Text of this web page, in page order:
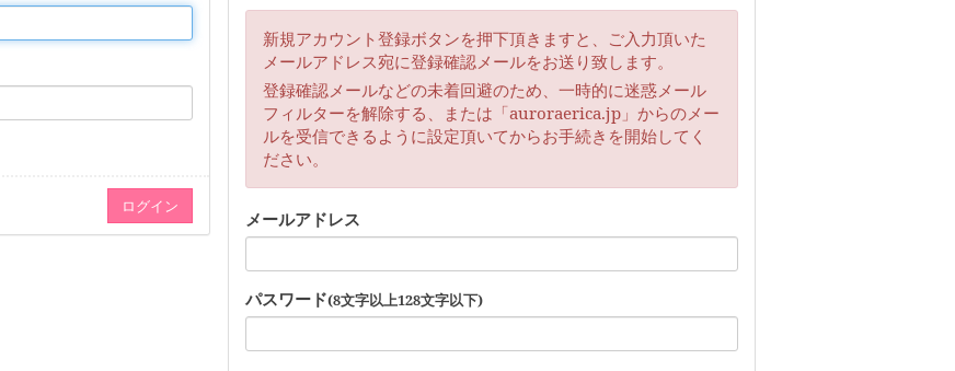
新規アカウント登録ボタンを押下頂きますと、ご入力頂いた
メールアドレス宛に登録確認メールをお送り致します。
登録確認メールなどの未着回避のため、一時的に迷惑メール
フィルターを解除する、または「auroraerica.jp」からのメー
ルを受信できるように設定頂いてからお手続きを開始してく
ださい。
メールアドレス
パスワード(8文字以上128文字以下)